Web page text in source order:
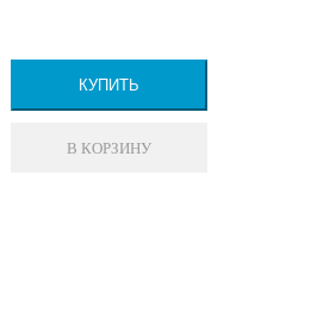
КУПИТЬ
В КОРЗИНУ